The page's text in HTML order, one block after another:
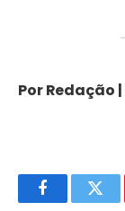
Por Redação
Facebook